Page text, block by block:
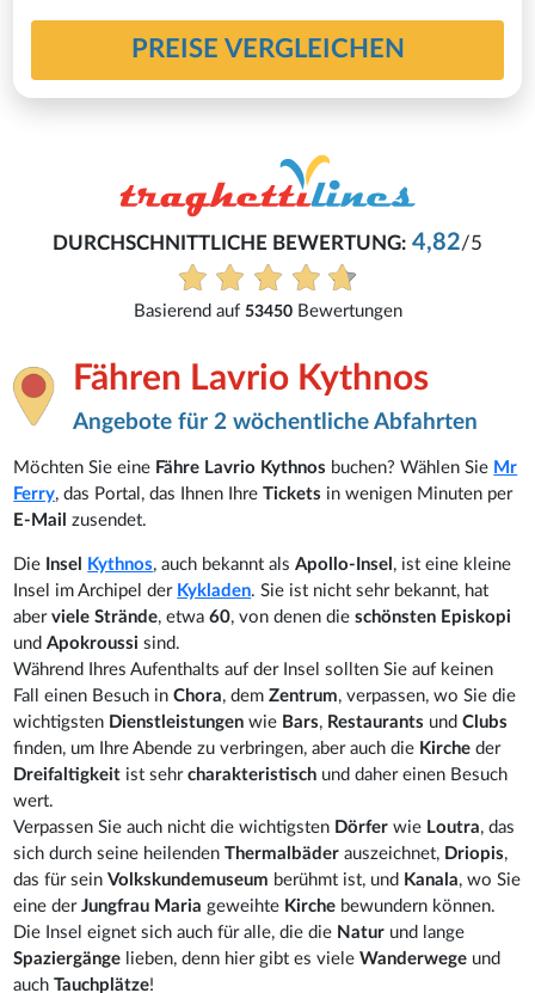
PREISE VERGLEICHEN
DURCHSCHNITTLICHE BEWERTUNG:4,82 /5
Basierend auf53450 Bewertungen
Fähren Lavrio Kythnos
Angebote für 2 wöchentliche Abfahrten
Möchten Sie eine Fähre Lavrio Kythnos buchen? Wählen Sie Mr
Ferry, das Portal, das Ihnen IhreTickets in wenigen Minuten per
E-Mail zusendet.
Die Insel Kythnos, auch bekannt alsApollo-Insel , ist eine kleine
Insel im Archipel der Kykladen. Sie ist nicht sehr bekannt, hat
aberviele Strände, etwa60, von denen dieschönsten Episkopi
undApokroussisind.
Während Ihres Aufenthalts auf der Insel sollten Sie auf keinen
Fall einen Besuch inChora, demZentrum, verpassen, wo Sie die
wichtigsten Dienstleistungenwie Bars, Restaurants undClubs
finden, um Ihre Abende zu verbringen, aber auch die Kircheder
Dreifaltigkeit ist sehrcharakteristisch und daher einen Besuch
wert.
Verpassen Sie auch nicht die wichtigsten Dörferwie Loutra, das
sich durch seine heilendenThermalbäderauszeichnet, Driopis,
das für seinVolkskundemuseum berühmt ist, und Kanala, wo Sie
eine derJungfrau Mariageweihte Kirche bewundern können.
Die Insel eignet sich auch für alle, die die Natur und lange
Spaziergänge lieben, denn hier gibt es vieleWanderwege und
auchTauchplätze!